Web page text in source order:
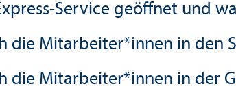
Service geöffnet und
die Mitarbeiter*innen in den
die Mitarbeiter*innen in der